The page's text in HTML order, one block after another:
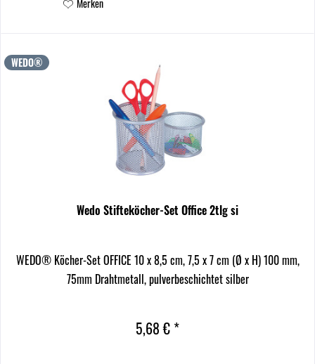
Merken
WEDO®
Wedo Stifteköcher-Set Office 2tlg si
WEDO® Köcher-Set OFFICE 10 x 8,5 cm, 7,5 x 7 cm (Ø x H) 100 mm,
75mm Drahtmetall, pulverbeschichtet silber
5,68 € *